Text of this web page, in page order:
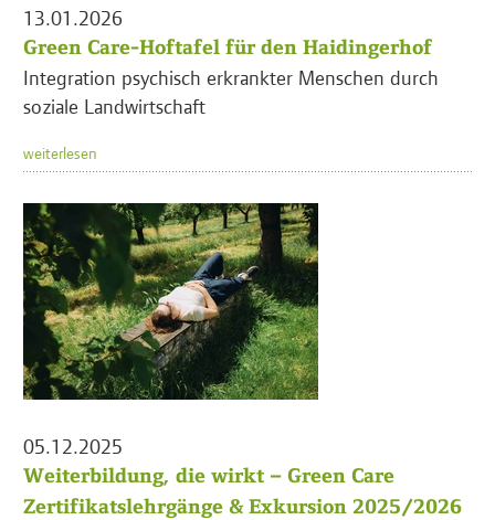
13.01.2026
Green Care-Hoftafel für den Haidingerhof
Integration psychisch erkrankter Menschen durch
soziale Landwirtschaft
weiterlesen
05.12.2025
Weiterbildung, die wirkt – Green Care
Zertifikatslehrgänge & Exkursion 2025/2026